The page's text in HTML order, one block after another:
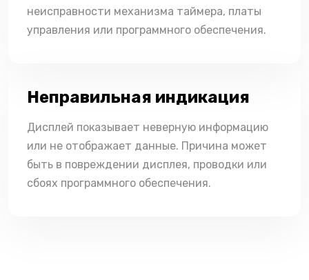
неисправности механизма таймера, платы
управления или программного обеспечения.
Неправильная индикация
Дисплей показывает неверную информацию
или не отображает данные. Причина может
быть в повреждении дисплея, проводки или
сбоях программного обеспечения.